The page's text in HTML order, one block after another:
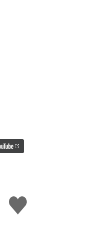
J'aime